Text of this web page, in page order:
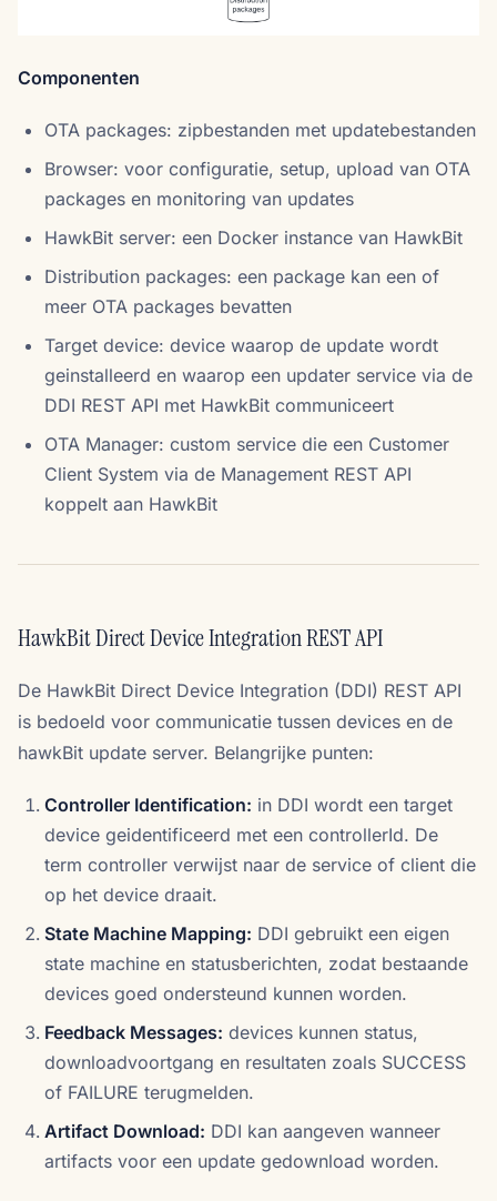
Componenten
OTA packages: zipbestanden met updatebestanden
Browser: voor configuratie, setup, upload van OTA
packages en monitoring van updates
HawkBit server: een Docker instance van HawkBit
Distribution packages: een package kan een of
meer OTA packages bevatten
Target device: device waarop de update wordt
geinstalleerd en waarop een updater service via de
DDI REST API met HawkBit communiceert
OTA Manager: custom service die een Customer
Client System via de Management REST API
koppelt aan HawkBit
HawkBit Direct Device Integration REST API
De HawkBit Direct Device Integration (DDI) REST API
is bedoeld voor communicatie tussen devices en de
hawkBit update server. Belangrijke punten:
Controller Identification: in DDI wordt een target
device geidentificeerd met een controllerId. De
term controller verwijst naar de service of client die
op het device draait.
State Machine Mapping: DDI gebruikt een eigen
state machine en statusberichten, zodat bestaande
devices goed ondersteund kunnen worden.
Feedback Messages: devices kunnen status,
downloadvoortgang en resultaten zoals SUCCESS
of FAILURE terugmelden.
Artifact Download: DDI kan aangeven wanneer
artifacts voor een update gedownload worden.